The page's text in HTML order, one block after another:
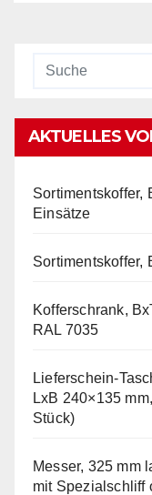
AKTUELLES
Sortimentskoffer,
Einsätze
Sortimentskoffer,
Kofferschrank,
RAL 7035
Lieferschein-
LxB 240×135
Stück)
Messer, 325 mm
mit Spezialschliff